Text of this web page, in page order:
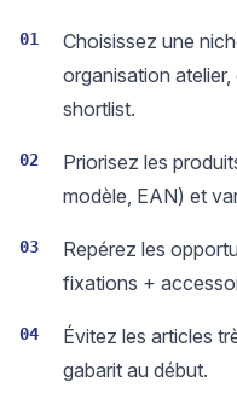
01
Choisissez une
organisation
shortlist.
02
Priorisez les
modèle, EAN) et
03
Repérez les
fixations +
04
Évitez les articles
gabarit au début.